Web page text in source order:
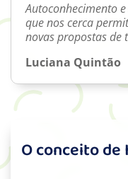
Autoconhecimento
que nos cerca
novas propostas de
Luciana Quintão
O conceito